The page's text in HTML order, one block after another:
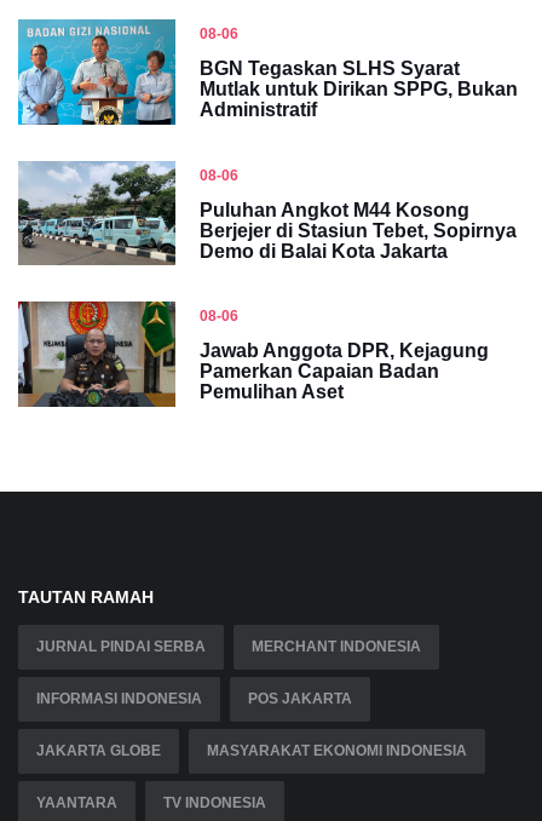
08-06
BGN Tegaskan SLHS Syarat
Mutlak untuk Dirikan SPPG, Bukan
Administratif
08-06
Puluhan Angkot M44 Kosong
Berjejer di Stasiun Tebet, Sopirnya
Demo di Balai Kota Jakarta
08-06
Jawab Anggota DPR, Kejagung
Pamerkan Capaian Badan
Pemulihan Aset
TAUTAN RAMAH
JURNAL PINDAI SERBA MERCHANT INDONESIA
INFORMASI INDONESIA POS JAKARTA
JAKARTA GLOBE MASYARAKAT EKONOMI INDONESIA
YAANTARA TV INDONESIA